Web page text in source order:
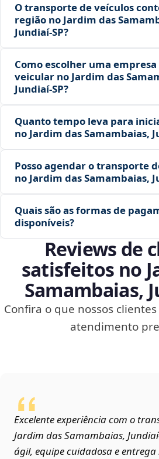
O transporte de veículos
região no Jardim das
Jundiaí‑SP?
Como escolher uma
veicular no Jardim das
Jundiaí‑SP?
Quanto tempo leva para
no Jardim das Samambaias,
Posso agendar o transporte
no Jardim das Samambaias,
Quais são as formas de
disponíveis?
Reviews de
satisfeitos no
Samambaias,
Confira o que nossos
atendimento
Excelente experiência com o
Jardim das Samambaias,
ágil, equipe cuidadosa e